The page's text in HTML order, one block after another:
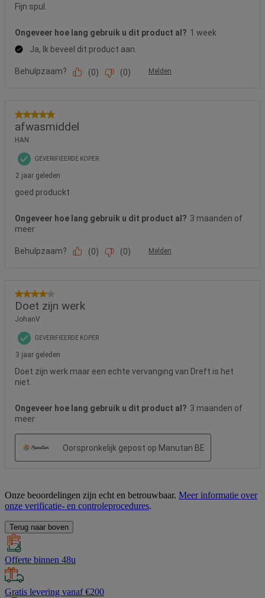
Onze beoordelingen zijn echt en betrouwbaar. Meer informatie over
onze verificatie- en controleprocedures.
Terug naar boven
Offerte binnen 48u
Gratis levering vanaf €200